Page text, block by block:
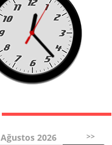
Ağustos 2026 >>